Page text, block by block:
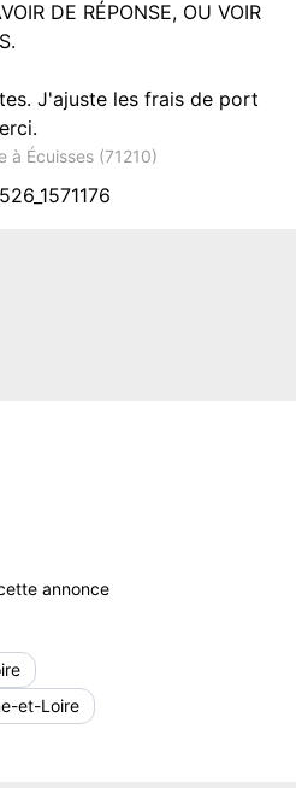
DE RÉPONSE, OU VOIR
J'ajuste les frais de port
à Écuisses (71210)
annonce
et-Loire